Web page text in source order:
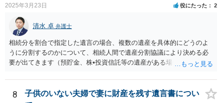
2025年3月23日 役にたった 2
清水 卓 弁護士
相続分を割合で指定した遺言の場合、複数の遺産を具体的にどうのよ
うに分割するのかについて、相続人間で遺産分割協議により決める必
要が出てきます（預貯金、株•投資信託等の遺産がある場合に、どの遺
投資信託は他の相続人にというような分け方をするのか等について
は、相続人間で遺産分割協議により決める必要があります）。
8
子供のいない夫婦で妻に財産を残す遺言書につい